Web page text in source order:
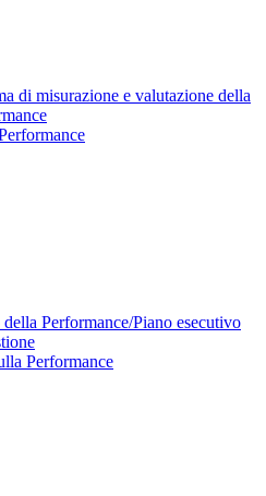
di misurazione e valutazione della
della Performance/Piano esecutivo
Performance